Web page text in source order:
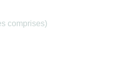
comprises)